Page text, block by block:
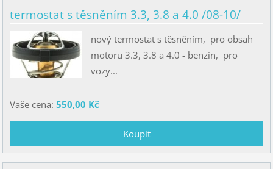
termostat s těsněním 3.3, 3.8 a 4.0 /08-10/
nový termostat s těsněním, pro obsah
motoru 3.3, 3.8 a 4.0 - benzín, pro
vozy...
Vaše cena: 550,00 Kč